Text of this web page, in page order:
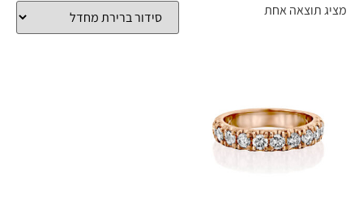
מציג תוצאה אחת